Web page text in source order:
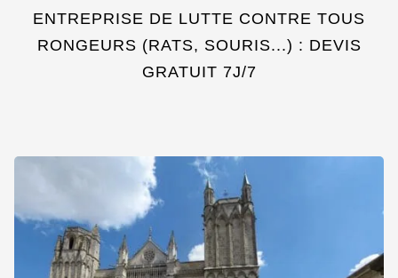
ENTREPRISE DE LUTTE CONTRE TOUS
RONGEURS (RATS, SOURIS...) : DEVIS
GRATUIT 7J/7